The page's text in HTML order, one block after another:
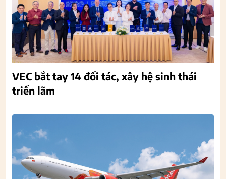
VEC bắt tay 14 đối tác, xây hệ sinh thái
triển lãm